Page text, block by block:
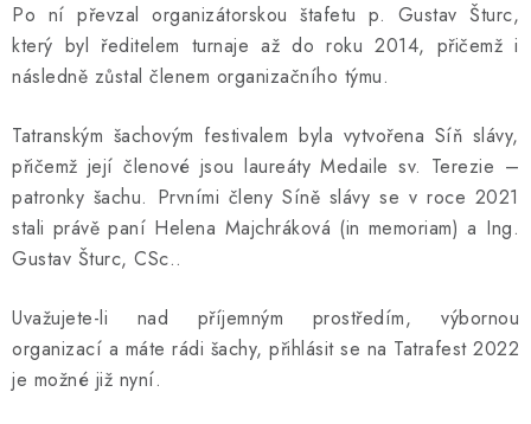
Po ní převzal organizátorskou štafetu p. Gustav Šturc,
který byl ředitelem turnaje až do roku 2014, přičemž i
následně zůstal členem organizačního týmu.
Tatranským šachovým festivalem byla vytvořena Síň slávy,
přičemž její členové jsou laureáty Medaile sv. Terezie –
patronky šachu. Prvními členy Síně slávy se v roce 2021
stali právě paní Helena Majchráková (in memoriam) a Ing.
Gustav Šturc, CSc..
Uvažujete-li nad příjemným prostředím, výbornou
organizací a máte rádi šachy, přihlásit se na Tatrafest 2022
je možné již nyní.